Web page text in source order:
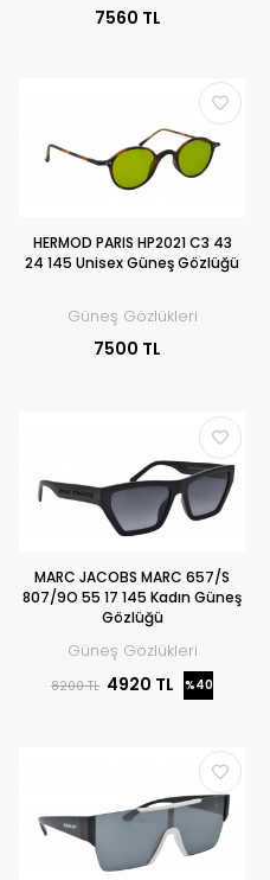
7560 TL
HERMOD PARIS HP2021 C3 43
24 145 Unisex Güneş Gözlüğü
Güneş Gözlükleri
7500 TL
MARC JACOBS MARC 657/S
807/9O 55 17 145 Kadın Güneş
Gözlüğü
Güneş Gözlükleri
8200 TL 4920 TL %40